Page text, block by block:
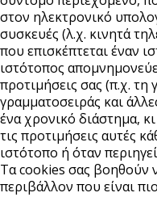
στον ηλεκτρονικό
συσκευές (λ.χ. κινητά
που επισκέπτεται έναν
ιστότοπος
προτιμήσεις σας (π.χ. τη
γραμματοσειράς και
ένα χρονικό διάστημα, κι
τις προτιμήσεις αυτές
ιστότοπο ή όταν
Τα cookies σας βοηθούν
περιβάλλον που είναι